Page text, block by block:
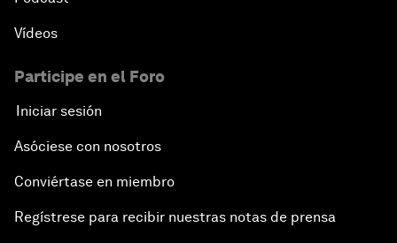
Vídeos
Participe en el Foro
Iniciar sesión
Asóciese con nosotros
Conviértase en miembro
Regístrese para recibir nuestras notas de prensa